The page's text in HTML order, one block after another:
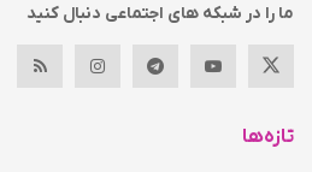
ما را در شبکه های اجتماعی دنبال کنید
تازه‌ها